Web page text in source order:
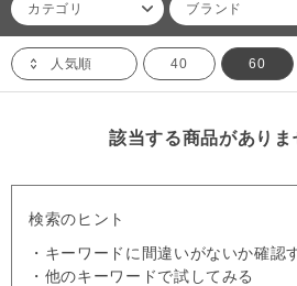
カテゴリ ブランド
人気順 40 60
該当する商品がありま
検索のヒント
・キーワードに間違いがないか確認
・他のキーワードで試してみる